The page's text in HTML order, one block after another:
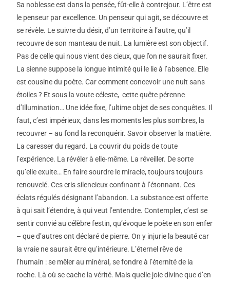
Sa noblesse est dans la pensée, fût-elle à contrejour. L’être est
le penseur par excellence. Un penseur qui agit, se découvre et
se révèle. Le suivre du désir, d’un territoire à l’autre, qu’il
recouvre de son manteau de nuit. La lumière est son objectif.
Pas de celle qui nous vient des cieux, que l’on ne saurait fixer.
La sienne suppose la longue intimité qui le lie à l’absence. Elle
est cousine du poète. Car comment concevoir une nuit sans
étoiles ? Et sous la voute céleste, cette quête pérenne
d’Illumination… Une idée fixe, l’ultime objet de ses conquêtes. Il
faut, c’est impérieux, dans les moments les plus sombres, la
recouvrer – au fond la reconquérir. Savoir observer la matière.
La caresser du regard. La couvrir du poids de toute
l’expérience. La révéler à elle-même. La réveiller. De sorte
qu’elle exulte… En faire sourdre le miracle, toujours toujours
renouvelé. Ces cris silencieux confinant à l’étonnant. Ces
éclats régulés désignant l’abandon. La substance est offerte
à qui sait l’étendre, à qui veut l’entendre. Contempler, c’est se
sentir convié au célèbre festin, qu’évoque le poète en son enfer
– que d’autres ont déclaré de pierre. On y injurie la beauté car
la vraie ne saurait être qu’intérieure. L’éternel rêve de
l’humain : se mêler au minéral, se fondre à l’éternité de la
roche. Là où se cache la vérité. Mais quelle joie divine que d’en